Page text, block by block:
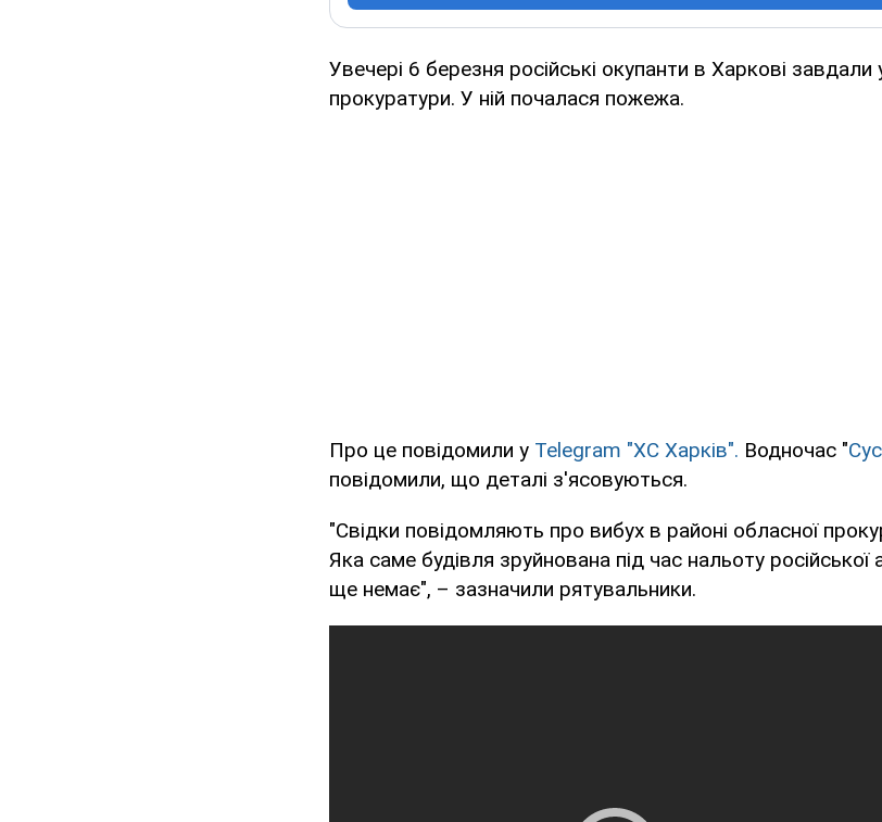
Увечері 6 березня російські окупанти в Харкові завдали
прокуратури. У ній почалася пожежа.
Про це повідомили у Telegram "ХС Харків". Водночас "
повідомили, що деталі з'ясовуються.
"Свідки повідомляють про вибух в районі обласної
Яка саме будівля зруйнована під час нальоту російської
ще немає", – зазначили рятувальники.